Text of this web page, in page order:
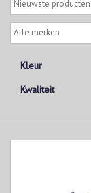
Kleur
Kwaliteit